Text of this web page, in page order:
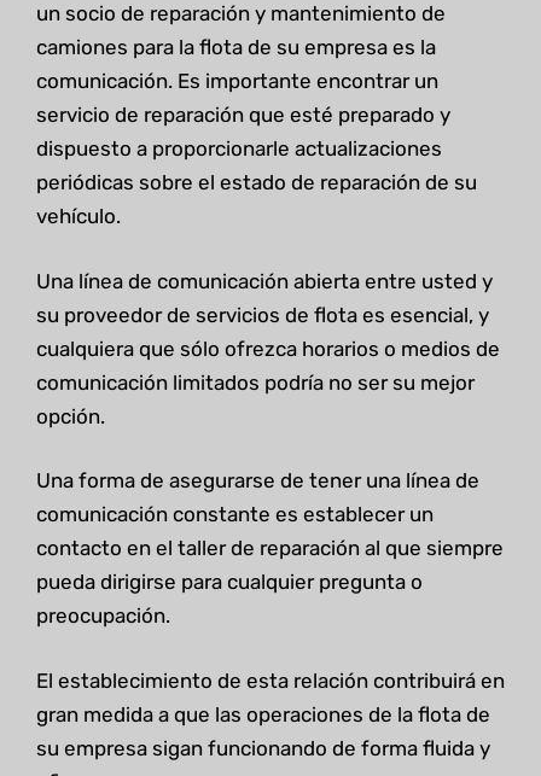
un socio de reparación y mantenimiento de
camiones para la flota de su empresa es la
comunicación. Es importante encontrar un
servicio de reparación que esté preparado y
dispuesto a proporcionarle actualizaciones
periódicas sobre el estado de reparación de su
vehículo.
Una línea de comunicación abierta entre usted y
su proveedor de servicios de flota es esencial, y
cualquiera que sólo ofrezca horarios o medios de
comunicación limitados podría no ser su mejor
opción.
Una forma de asegurarse de tener una línea de
comunicación constante es establecer un
contacto en el taller de reparación al que siempre
pueda dirigirse para cualquier pregunta o
preocupación.
El establecimiento de esta relación contribuirá en
gran medida a que las operaciones de la flota de
su empresa sigan funcionando de forma fluida y